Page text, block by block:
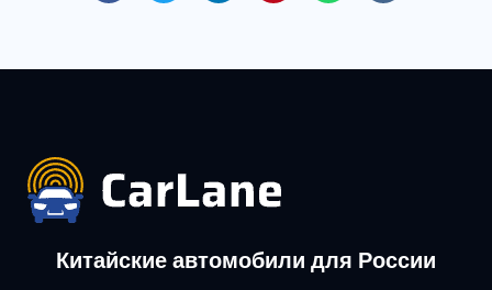
Китайские автомобили для России